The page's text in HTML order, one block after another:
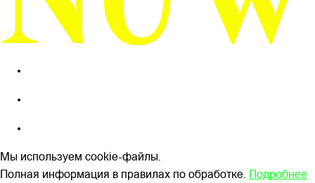
Мы используем cookie-файлы.
Полная информация в правилах по обработке.
Подробнее